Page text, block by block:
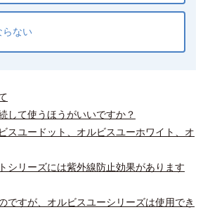
らない
して使うほうがいいですか？
スユードット、オルビスユーホワイト、オ
シリーズには紫外線防止効果があります
ですが、オルビスユーシリーズは使用でき